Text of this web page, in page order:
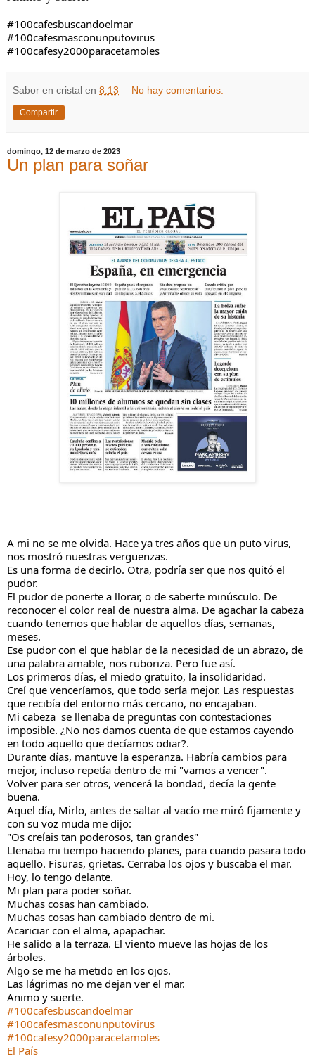
#100cafesbuscandoelmar
#100cafesmasconunputovirus
#100cafesy2000paracetamoles
Sabor en cristal en 8:13 No hay comentarios:
Compartir
domingo, 12 de marzo de 2023
Un plan para soñar
A mi no se me olvida. Hace ya tres años que un puto virus,
nos mostró nuestras vergüenzas.
Es una forma de decirlo. Otra, podría ser que nos quitó el
pudor.
El pudor de ponerte a llorar, o de saberte minúsculo. De
reconocer el color real de nuestra alma. De agachar la cabeza
cuando tenemos que hablar de aquellos días, semanas,
meses.
Ese pudor con el que hablar de la necesidad de un abrazo, de
una palabra amable, nos ruboriza. Pero fue así.
Los primeros días, el miedo gratuito, la insolidaridad.
Creí que venceríamos, que todo sería mejor. Las respuestas
que recibía del entorno más cercano, no encajaban.
Mi cabeza  se llenaba de preguntas con contestaciones
imposible. ¿No nos damos cuenta de que estamos cayendo
en todo aquello que decíamos odiar?.
Durante días, mantuve la esperanza. Habría cambios para
mejor, incluso repetía dentro de mi "vamos a vencer".
Volver para ser otros, vencerá la bondad, decía la gente
buena.
Aquel día, Mirlo, antes de saltar al vacío me miró fijamente y
con su voz muda me dijo:
"Os creíais tan poderosos, tan grandes"
Llenaba mi tiempo haciendo planes, para cuando pasara todo
aquello. Fisuras, grietas. Cerraba los ojos y buscaba el mar.
Hoy, lo tengo delante.
Mi plan para poder soñar.
Muchas cosas han cambiado.
Muchas cosas han cambiado dentro de mi.
Acariciar con el alma, apapachar.
He salido a la terraza. El viento mueve las hojas de los
árboles.
Algo se me ha metido en los ojos.
Las lágrimas no me dejan ver el mar.
Animo y suerte.
#100cafesbuscandoelmar
#100cafesmasconunputovirus
#100cafesy2000paracetamoles
El País